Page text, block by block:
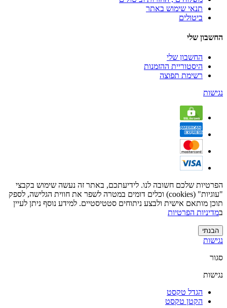
תנאי שימוש באתר
ביטולים
החשבון שלי
החשבון שלי
היסטוריית ההזמנות
רשימת תפוצה
נגישות
הפרטיות שלכם חשובה לנו. לידיעתכם, באתר זה נעשה שימוש בקבצי
"עוגיות" (cookies) וכלים דומים במטרה לשפר את חווית הגלישה, לספק
תוכן מותאם אישית ולבצע ניתוחים סטטיסטיים. למידע נוסף ניתן לעיין
במדיניות הפרטיות
הבנתי
נגישות
סגור
נגישות
הגדל טקסט
הקטן טקסט